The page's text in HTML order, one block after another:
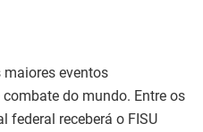
maiores eventos
do mundo. Entre os
federal receberá o FISU